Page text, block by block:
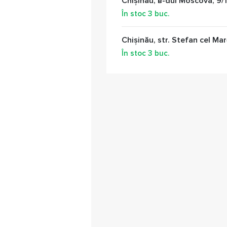
În stoc 3 buc.
Chișinău, str. Stefan cel
În stoc 3 buc.